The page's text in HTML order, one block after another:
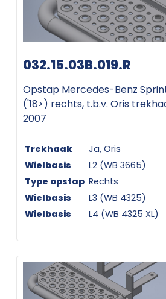
032.15.03B.019.R
Opstap Mercedes-Benz
('18>) rechts, t.b.v. Oris
2007
Trekhaak
Ja, Oris
Wielbasis
L2 (WB 3665)
Type opstap Rechts
Wielbasis
L3 (WB 4325)
Wielbasis
L4 (WB 4325 XL)